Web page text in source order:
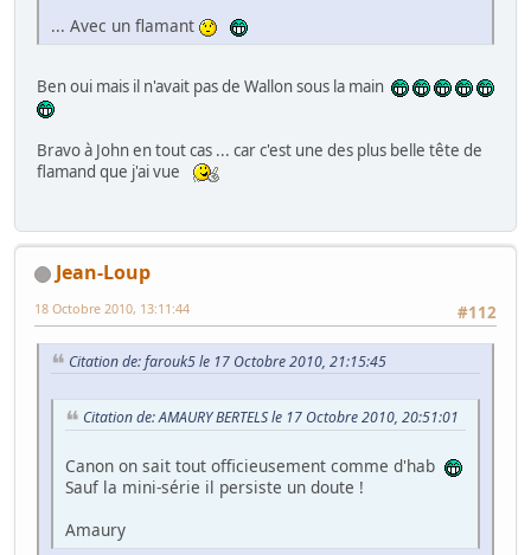
... Avec un flamant
Ben oui mais il n'avait pas de Wallon sous la main
Bravo à John en tout cas ... car c'est une des plus belle tête de
flamand que j'ai vue
Jean-Loup
#112
18 Octobre 2010, 13:11:44
Citation de: farouk5 le 17 Octobre 2010, 21:15:45
Citation de: AMAURY BERTELS le 17 Octobre 2010, 20:51:01
Canon on sait tout officieusement comme d'hab
Sauf la mini-série il persiste un doute !
Amaury